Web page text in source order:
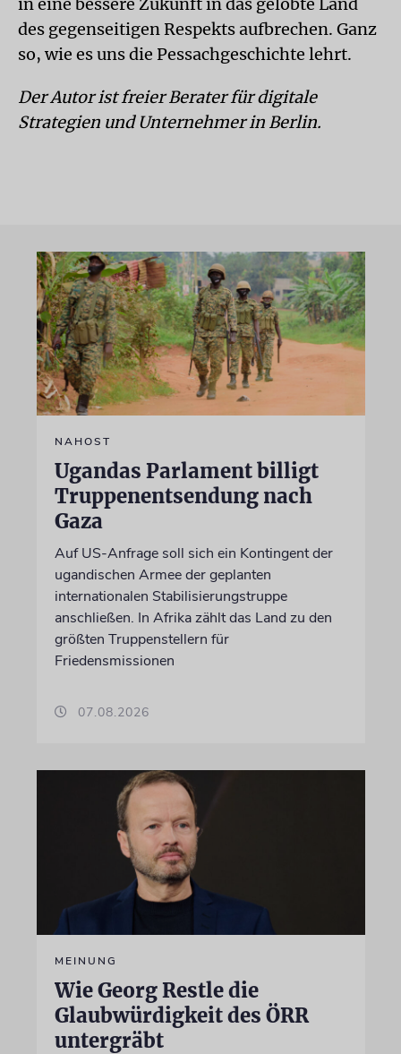
des gegenseitigen Respekts aufbrechen. Ganz
so, wie es uns die Pessachgeschichte lehrt.
Der Autor ist freier Berater für digitale
Strategien und Unternehmer in Berlin.
NAHOST
Ugandas Parlament billigt
Truppenentsendung nach
Gaza
Auf US-Anfrage soll sich ein Kontingent der
ugandischen Armee der geplanten
internationalen Stabilisierungstruppe
anschließen. In Afrika zählt das Land zu den
größten Truppenstellern für
Friedensmissionen
07.08.2026
MEINUNG
Wie Georg Restle die
Glaubwürdigkeit des ÖRR
untergräbt